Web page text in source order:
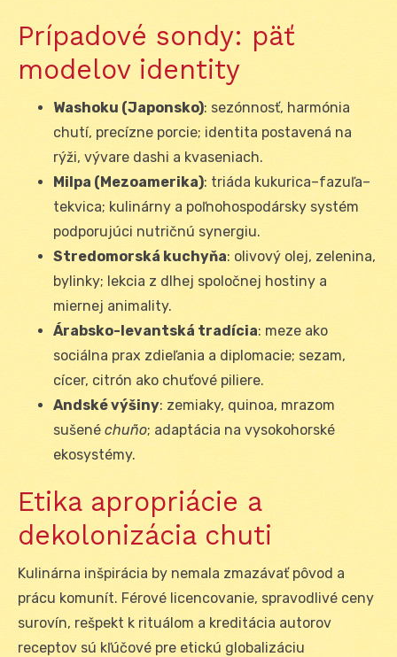
Prípadové sondy: päť
modelov identity
Washoku (Japonsko): sezónnosť, harmónia
chutí, precízne porcie; identita postavená na
rýži, vývare dashi a kvaseniach.
Milpa (Mezoamerika): triáda kukurica–fazuľa–
tekvica; kulinárny a poľnohospodársky systém
podporujúci nutričnú synergiu.
Stredomorská kuchyňa: olivový olej, zelenina,
bylinky; lekcia z dlhej spoločnej hostiny a
miernej animality.
Árabsko-levantská tradícia: meze ako
sociálna prax zdieľania a diplomacie; sezam,
cícer, citrón ako chuťové piliere.
Andské výšiny: zemiaky, quinoa, mrazom
sušené chuño; adaptácia na vysokohorské
ekosystémy.
Etika apropriácie a
dekolonizácia chuti
Kulinárna inšpirácia by nemala zmazávať pôvod a
prácu komunít. Férové licencovanie, spravodlivé ceny
surovín, rešpekt k rituálom a kreditácia autorov
receptov sú kľúčové pre etickú globalizáciu